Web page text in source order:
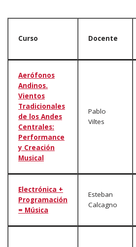
Curso Docente
Aerófonos
Andinos.
Vientos
Tradicionales
de los Andes
Centrales:
Performance
y Creación
Musical
Pablo
Viltes
Electrónica +
Programación
= Música
Esteban
Calcagno